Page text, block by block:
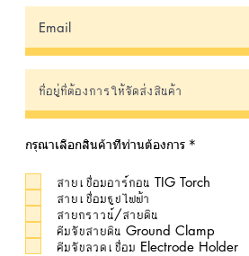
กรุณาเลือกสินค้าที่ท่านต้องการ *
u
d
สายเชื่อมอาร์กอน TIG Torch
สายเชื่อมธูปไฟฟ้า
สายกราวน์/สายดิน
คีมจับสายดิน Ground Clamp
คีมจับลวดเชื่อม Electrode Holder